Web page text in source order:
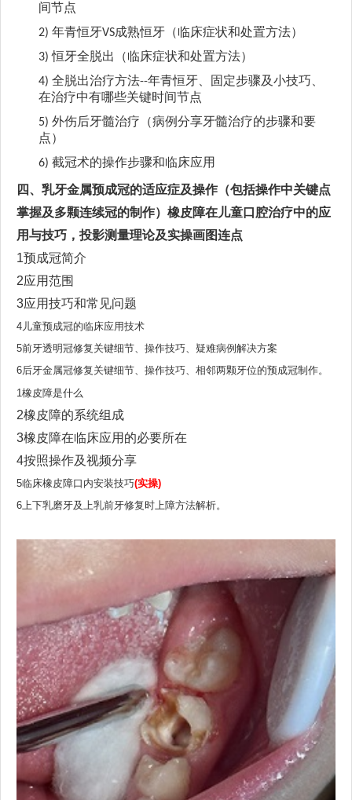
间节点
2) 年青恒牙VS成熟恒牙（临床症状和处置方法）
3)恒牙全脱出（临床症状和处置方法）
4) 全脱出治疗方法--年青恒牙、固定步骤及小技巧、
在治疗中有哪些关键时间节点
5) 外伤后牙髓治疗（病例分享牙髓治疗的步骤和要
点）
6) 截冠术的操作步骤和临床应用
四、 乳牙金属预成冠的适应症及操作（包括操作中关键点
掌握及多颗连续冠的制作）橡皮障在儿童口腔治疗中的应
用与技巧 ， 投影测量理论及实操画图连点
1预成冠简介
2应用范围
3应用技巧和常见问题
4儿童预成冠的临床应用技术
5前牙透明冠修复关键细节、操作技巧、疑难病例解决方案
6后牙金属冠修复关键细节、操作技巧、相邻两颗牙位的预成冠制作。
1橡皮障是什么
2橡皮障的系统组成
3橡皮障在临床应用的必要所在
4按照操作及视频分享
5临床橡皮障口内安装技巧(实操)
6上下乳磨牙及上乳前牙修复时上障方法解析。